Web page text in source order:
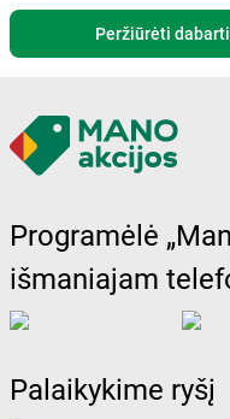
Peržiūrėti
Programėlė
išmaniajam
Palaikykime ryšį